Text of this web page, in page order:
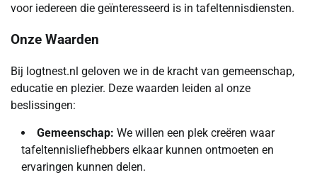
voor iedereen die geïnteresseerd is in tafeltennisdiensten.
Onze Waarden
Bij logtnest.nl geloven we in de kracht van gemeenschap,
educatie en plezier. Deze waarden leiden al onze
beslissingen:
Gemeenschap: We willen een plek creëren waar
tafeltennisliefhebbers elkaar kunnen ontmoeten en
ervaringen kunnen delen.